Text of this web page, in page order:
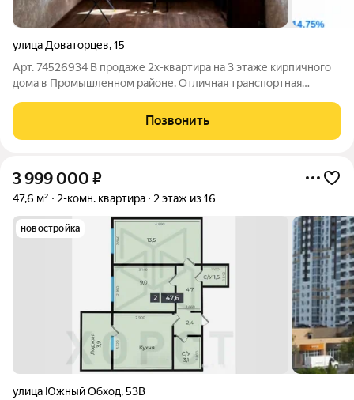
улица Доваторцев,15
Арт. 74526934 В продаже 2х-квартира на 3 этаже кирпичного
дома в Промышленном районе. Отличная транспортная
детский сад №74, №20,№ 52, Лицей №17, супермаркеты в
минуте ходьбы. Квартира
Позвонить
3 999 000 ₽
47,6 м² 2-комн. квартира 2 этаж из 16
новостройка
улица Южный Обход,53В